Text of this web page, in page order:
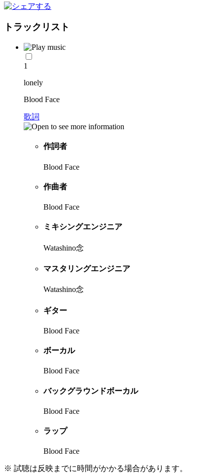
トラックリスト
1
lonely
Blood Face
歌詞
作詞者
Blood Face
作曲者
Blood Face
ミキシングエンジニア
Watashino念
マスタリングエンジニア
Watashino念
ギター
Blood Face
ボーカル
Blood Face
バックグラウンドボーカル
Blood Face
ラップ
Blood Face
※ 試聴は反映までに時間がかかる場合があります。